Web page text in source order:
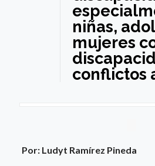
niñas,
mujeres
conflictos
Por: Ludyt Ramírez Pineda